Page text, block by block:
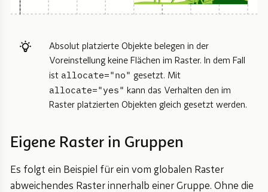
Absolut platzierte Objekte belegen in der
Voreinstellung keine Flächen im Raster. In dem Fall
ist allocate="no" gesetzt. Mit
allocate="yes" kann das Verhalten den im
Raster platzierten Objekten gleich gesetzt werden.
Eigene Raster in Gruppen
Es folgt ein Beispiel für ein vom globalen Raster
abweichendes Raster innerhalb einer Gruppe. Ohne die